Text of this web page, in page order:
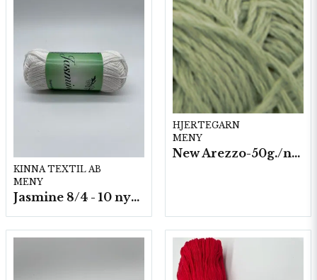
KINNA TEXTIL AB
MENY
Jasmine 8/4 - 10 nystan a50g./fp.
HJERTEGARN
MENY
New Arezzo-50g./nyst. 10 st/fp.